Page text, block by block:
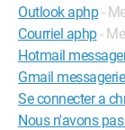
Outlook aphp -
Courriel aphp-
Hotmail
Gmail
Se connecter a
Nous n'avons